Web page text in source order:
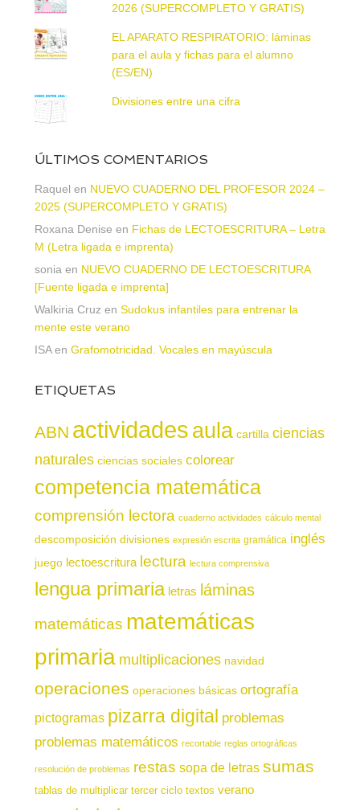
2026 (SUPERCOMPLETO Y GRATIS)
EL APARATO RESPIRATORIO: láminas
para el aula y fichas para el alumno
(ES/EN)
Divisiones entre una cifra
ÚLTIMOS COMENTARIOS
Raquel en NUEVO CUADERNO DEL PROFESOR 2024 –
2025 (SUPERCOMPLETO Y GRATIS)
Roxana Denise en Fichas de LECTOESCRITURA – Letra
M (Letra ligada e imprenta)
sonia en NUEVO CUADERNO DE LECTOESCRITURA
[Fuente ligada e imprenta]
Walkiria Cruz en Sudokus infantiles para entrenar la
mente este verano
ISAen Grafomotricidad. Vocales en mayúscula
ETIQUETAS
ABN actividadesaula cartilla ciencias
naturales ciencias sociales colorear
competencia matemática
comprensión lectora cuaderno actividades cálculo mental
descomposición divisiones expresión escrita gramática inglés
juego lectoescritura lectura lectura comprensiva
lengua primaria letras láminas
matemáticas matemáticas
primaria multiplicaciones navidad
operaciones operaciones básicas ortografía
pictogramas pizarra digital problemas
problemas matemáticos recortable reglas ortográficas
resolución de problemas restas sopa de letras sumas
tablas de multiplicar tercer ciclo textos verano